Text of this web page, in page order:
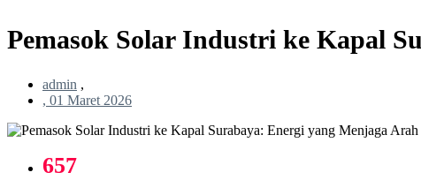
Pemasok Solar Industri ke Kapal
admin ,
, 01 Maret 2026
657